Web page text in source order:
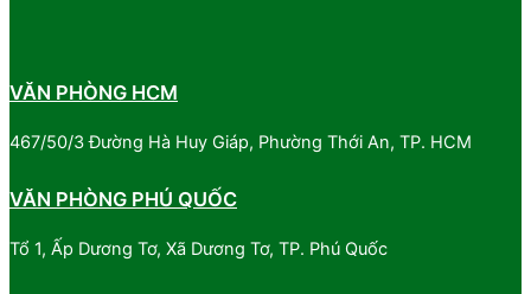
VĂN PHÒNG HCM
467/50/3 Đường Hà Huy Giáp, Phường Thới An, TP. HCM
VĂN PHÒNG PHÚ QUỐC
Tổ 1, Ấp Dương Tơ, Xã Dương Tơ, TP. Phú Quốc